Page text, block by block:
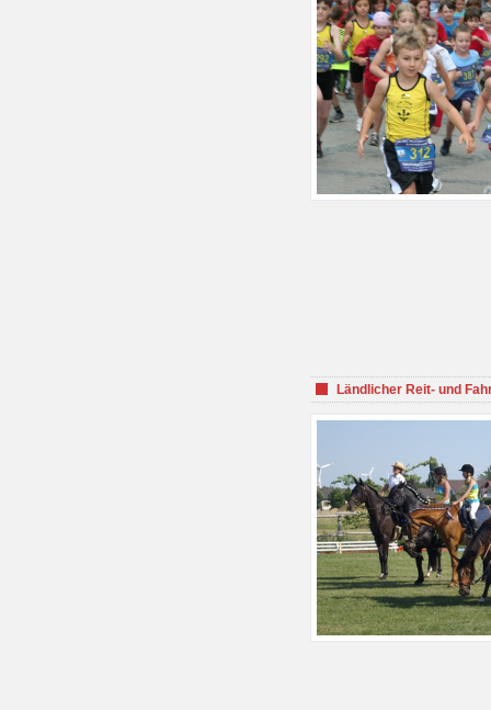
Ländlicher Reit- und